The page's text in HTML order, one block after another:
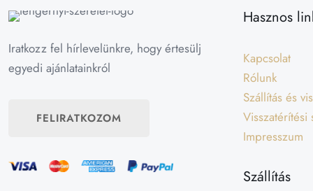
Iratkozz fel hírlevelünkre, hogy értesülj
egyedi ajánlatainkról
FELIRATKOZOM
Hasznos
Kapcsolat
Rólunk
Szállítás és
Visszatérítési
Impresszum
Szállítás